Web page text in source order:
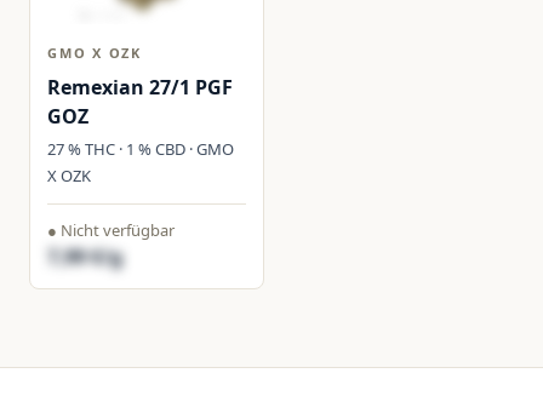
GMO X OZK
Remexian 27/1 PGF
GOZ
27 % THC · 1 % CBD · GMO
X OZK
● Nicht verfügbar
7,99 €/g